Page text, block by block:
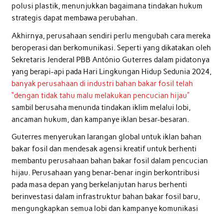
polusi plastik, menunjukkan bagaimana tindakan hukum
strategis dapat membawa perubahan.
Akhirnya, perusahaan sendiri perlu mengubah cara mereka
beroperasi dan berkomunikasi. Seperti yang dikatakan oleh
Sekretaris Jenderal PBB António Guterres dalam pidatonya
yang berapi-api pada Hari Lingkungan Hidup Sedunia 2024,
banyak perusahaan di industri bahan bakar fosil telah
“dengan tidak tahu malu melakukan pencucian hijau”
sambil berusaha menunda tindakan iklim melalui lobi,
ancaman hukum, dan kampanye iklan besar-besaran.
Guterres menyerukan larangan global untuk iklan bahan
bakar fosil dan mendesak agensi kreatif untuk berhenti
membantu perusahaan bahan bakar fosil dalam pencucian
hijau. Perusahaan yang benar-benar ingin berkontribusi
pada masa depan yang berkelanjutan harus berhenti
berinvestasi dalam infrastruktur bahan bakar fosil baru,
mengungkapkan semua lobi dan kampanye komunikasi